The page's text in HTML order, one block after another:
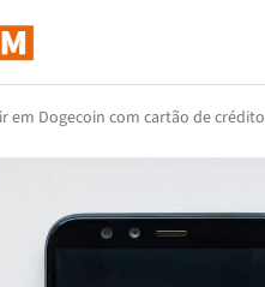
em Dogecoin com cartão de crédito